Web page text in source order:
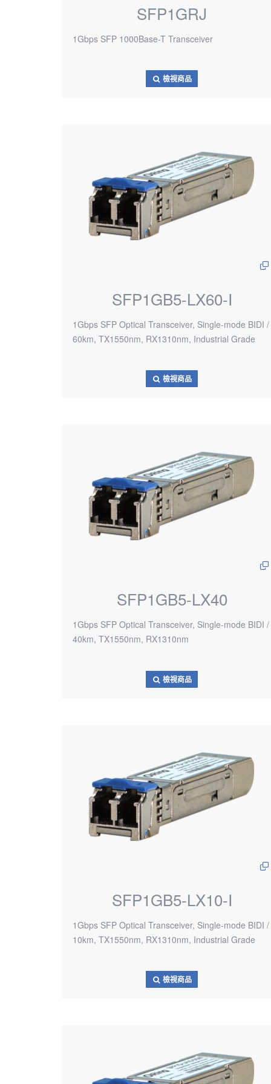
SFP1GRJ
1Gbps SFP 1000Base-T Transceiver
檢視商品
SFP1GB5-LX60-I
1Gbps SFP Optical Transceiver, Single-mode BIDI /
60km, TX1550nm, RX1310nm, Industrial Grade
檢視商品
SFP1GB5-LX40
1Gbps SFP Optical Transceiver, Single-mode BIDI /
40km, TX1550nm, RX1310nm
檢視商品
SFP1GB5-LX10-I
1Gbps SFP Optical Transceiver, Single-mode BIDI /
10km, TX1550nm, RX1310nm, Industrial Grade
檢視商品